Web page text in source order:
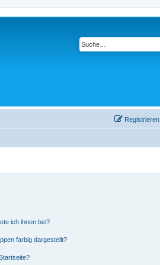
Registrieren
ich ihnen bei?
farbig dargestellt?